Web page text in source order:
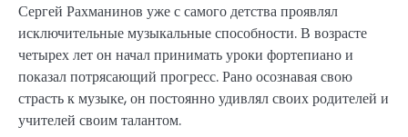
Сергей Рахманинов уже с самого детства проявлял
исключительные музыкальные способности. В возрасте
четырех лет он начал принимать уроки фортепиано и
показал потрясающий прогресс. Рано осознавая свою
страсть к музыке, он постоянно удивлял своих родителей и
учителей своим талантом.